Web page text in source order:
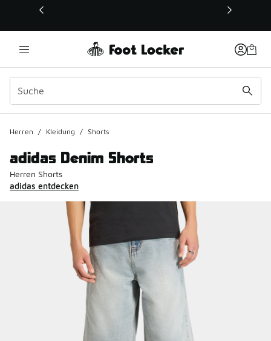
Dieser Link öffnet sich in einem neuen Fenster
Herren / Kleidung / Shorts
adidas Denim Shorts
Herren Shorts
adidas entdecken